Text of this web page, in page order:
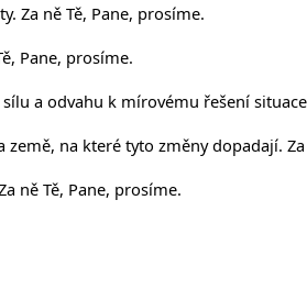
Za ně Tě, Pane, prosíme.
Pane, prosíme.
a odvahu k mírovému řešení
na které tyto změny dopadají. Za
ně Tě, Pane, prosíme.